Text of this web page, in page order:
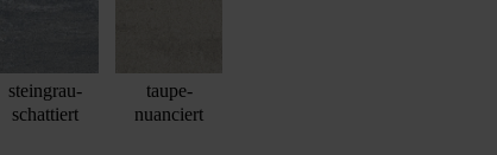
steingrau-
schattiert
taupe-
nuanciert